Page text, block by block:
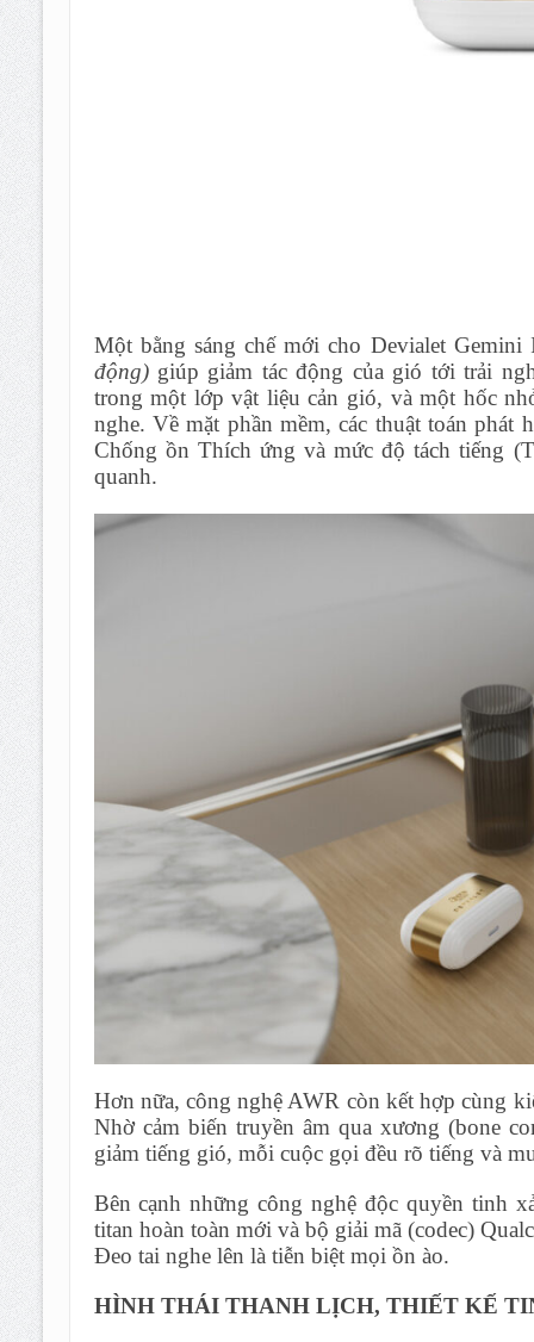
Một bằng sáng chế mới cho Devialet
động)giúp giảm tác động của gió tới trải
trong một lớp vật liệu cản gió, và một hốc
nghe. Về mặt phần mềm, các thuật toán
Chống ồn Thích ứng và mức độ tách tiếng
quanh.
Hơn nữa, công nghệ AWR còn kết hợp cùng
Nhờ cảm biến truyền âm qua xương (bone
giảm tiếng gió, mỗi cuộc gọi đều rõ tiếng và
Bên cạnh những công nghệ độc quyền tinh
titan hoàn toàn mới và bộ giải mã (codec)
Đeo tai nghe lên là tiễn biệt mọi ồn ào.
HÌNH THÁI THANH LỊCH, THIẾT KẾ